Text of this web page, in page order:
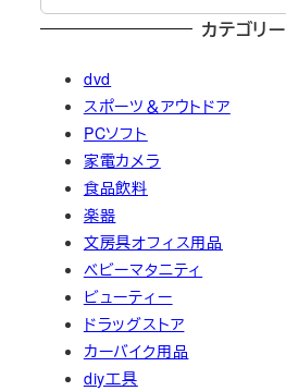
カテゴリー
dvd
スポーツ＆アウトドア
PCソフト
家電カメラ
食品飲料
楽器
文房具オフィス用品
ベビーマタニティ
ビューティー
ドラッグストア
カーバイク用品
diy工具